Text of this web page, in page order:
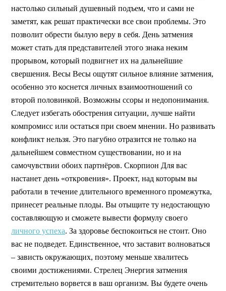
настолько сильный душевный подъем, что и сами не
заметят, как решат практически все свои проблемы. Это
позволит обрести былую веру в себя. День затмения
может стать для представителей этого знака неким
прорывом, который подвигнет их на дальнейшие
свершения. Весы Весы ощутят сильное влияние затмения,
особенно это коснется личных взаимоотношений со
второй половинкой. Возможны ссоры и недопонимания.
Следует избегать обострения ситуации, лучше найти
компромисс или остаться при своем мнении. Но развивать
конфликт нельзя. Это пагубно отразится не только на
дальнейшем совместном существовании, но и на
самочувствии обоих партнёров. Скорпион Для вас
настанет день «откровения». Проект, над которым вы
работали в течение длительного временного промежутка,
принесет реальные плоды. Вы отыщите ту недостающую
составляющую и сможете вывести формулу своего
личного успеха. За здоровье беспокоиться не стоит. Оно
вас не подведет. Единственное, что заставит волноваться
– зависть окружающих, поэтому меньше хвалитесь
своими достижениями. Стрелец Энергия затмения
стремительно ворвется в ваш организм. Вы будете очень